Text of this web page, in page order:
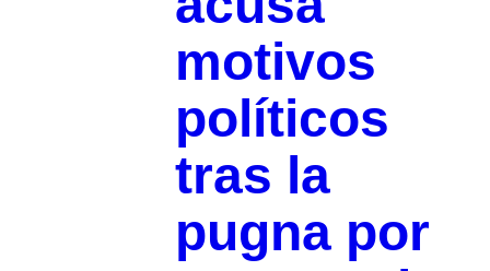
motivos
políticos
tras la
pugna por